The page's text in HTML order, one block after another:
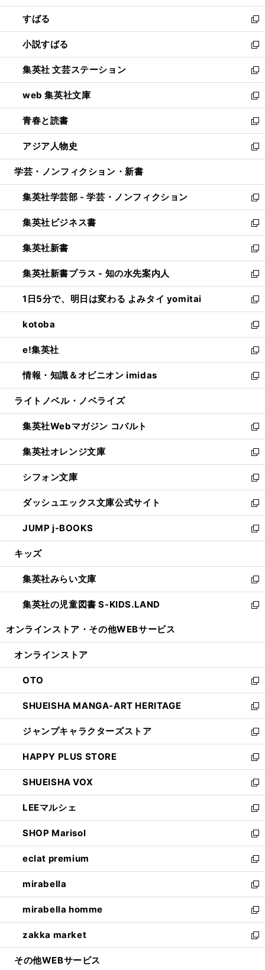
開
く
ウ
で
開
く
ン
ド
ウ
で
開
く
すばる
新
し
い
ウ
ィ
ン
ド
ウ
で
開
く
小説すばる
新
し
い
ウ
ィ
ン
ド
ウ
で
開
集英社 文芸ステーション
新
し
い
ウ
ィ
ン
ド
ウ
開
く
web 集英社文庫
新
し
い
ウ
ィ
ン
ウ
で
開
く
青春と読書
新
し
い
ウ
ン
ド
ウ
で
開
く
アジア人物史
新
し
ウ
ィ
ン
ド
ウ
で
開
く
学芸・ノンフィクション・新書
集英社学芸部 - 学芸・ノンフィクション
新
し
い
ウ
ィ
ン
ド
ウ
で
開
く
集英社ビジネス書
新
し
い
ウ
ィ
ン
ド
ウ
で
開
く
集英社新書
新
し
い
ウ
ィ
ン
ド
ウ
で
開
く
集英社新書プラス - 知の水先案内人
新
し
い
ウ
ィ
ン
ド
ウ
で
開
1日5分で、明日は変わる よみタイ yomitai
新
し
い
ウ
ィ
ン
ド
ウ
開
く
kotoba
新
し
い
ウ
ィ
ン
ウ
で
開
く
e!集英社
新
し
い
ウ
ン
ド
ウ
で
開
く
情報・知識＆オピニオン imidas
新
し
ウ
ィ
ン
ド
ウ
で
開
く
ライトノベル・ノベライズ
集英社Webマガジン コバルト
新
し
い
ウ
ィ
ン
ド
ウ
で
開
集英社オレンジ文庫
新
し
い
ウ
ィ
ン
ド
ウ
開
く
シフォン文庫
新
し
い
ウ
ィ
ン
ウ
で
開
く
ダッシュエックス文庫公式サイト
新
し
い
ウ
ン
ド
ウ
で
JUMP j-BOOKS
新
し
ウ
ィ
ン
ド
開
キッズ
集英社みらい文庫
新
し
い
ン
ウ
で
開
く
集英社の児童図書 S-KIDS.LAND
新
ウ
ン
ド
ウ
で
開
く
オンラインストア・ その他WEBサービス
オンラインストア
OTO
新
し
い
ウ
ィ
ン
ド
ウ
で
開
く
SHUEISHA MANGA-ART HERITAGE
新
し
い
ウ
ィ
ン
ド
ウ
で
開
く
ジャンプキャラクターズストア
新
し
い
ウ
ィ
ン
ド
ウ
で
開
く
HAPPY PLUS STORE
新
し
い
ウ
ィ
ン
ド
ウ
で
開
く
SHUEISHA VOX
新
し
い
ウ
ィ
ン
ド
ウ
で
開
く
LEEマルシェ
新
し
い
ウ
ィ
ン
ド
ウ
で
開
く
SHOP Marisol
新
し
い
ウ
ィ
ン
ド
ウ
で
開
eclat premium
新
し
い
ウ
ィ
ン
ド
ウ
mirabella
新
し
い
ウ
ィ
ン
mirabella homme
新
し
い
ウ
zakka market
新
し
その他WEBサービス